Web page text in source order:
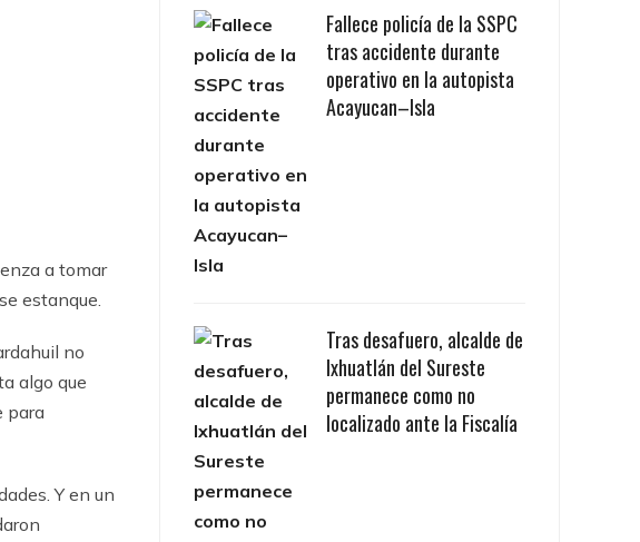
a tomar
estanque.
no
algo que
para
Y en un
Fallece policía de la SSPC
tras accidente durante
operativo en la autopista
Acayucan–Isla
Tras desafuero, alcalde de
Ixhuatlán del Sureste
permanece como no
localizado ante la Fiscalía